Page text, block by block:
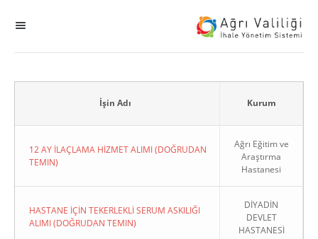
KHGB
İşin Adı Kurum
12 AY İLAÇLAMA HİZMET ALIMI (DOĞRUDAN
TEMIN)
Ağrı Eğitim ve
Araştırma
Hastanesi
HASTANE İÇİN TEKERLEKLİ SERUM ASKILIĞI
ALIMI (DOĞRUDAN TEMIN)
DİYADİN
DEVLET
HASTANESİ